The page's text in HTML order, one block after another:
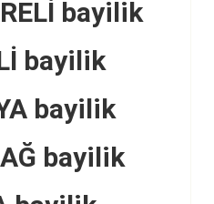
bayilik
bayilik
bayilik
bayilik